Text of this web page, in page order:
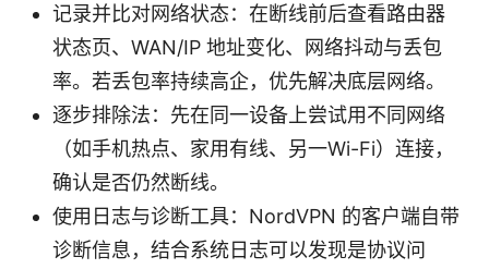
记录并比对网络状态：在断线前后查看路由器
状态页、WAN/IP 地址变化、网络抖动与丢包
率。若丢包率持续高企，优先解决底层网络。
逐步排除法：先在同一设备上尝试用不同网络
（如手机热点、家用有线、另一Wi-Fi）连接，
确认是否仍然断线。
使用日志与诊断工具：NordVPN 的客户端自带
诊断信息，结合系统日志可以发现是协议问